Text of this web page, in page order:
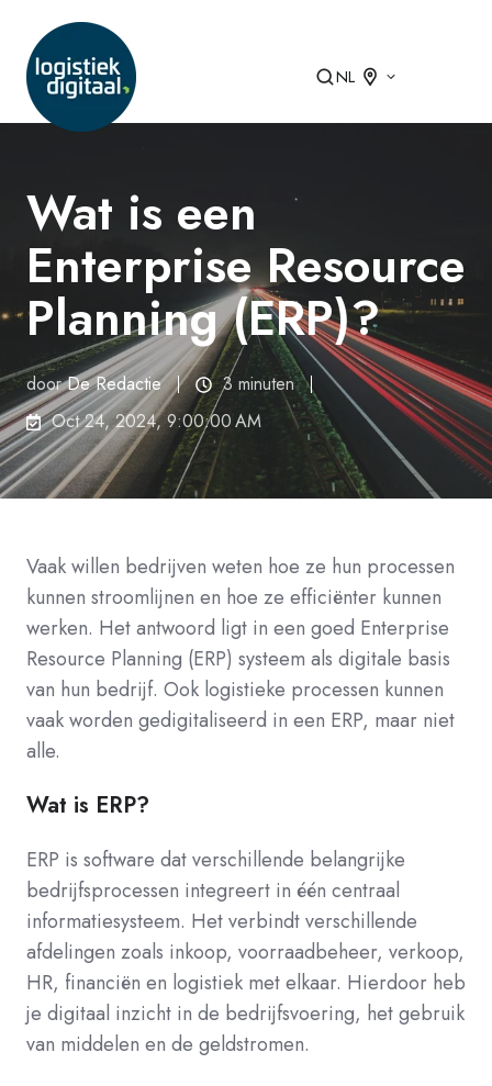
NL
Wat is een
Enterprise Resource
Planning (ERP)?
doorDe Redactie
3 minuten
Oct 24, 2024, 9:00:00 AM
Vaak willen bedrijven weten hoe ze hun processen
kunnen stroomlijnen en hoe ze efficiënter kunnen
werken. Het antwoord ligt in een goed Enterprise
Resource Planning (ERP) systeem als digitale basis
van hun bedrijf. Ook logistieke processen kunnen
vaak worden gedigitaliseerd in een ERP, maar niet
alle.
Wat is ERP?
ERP is software dat verschillende belangrijke
bedrijfsprocessen integreert in één centraal
informatiesysteem. Het verbindt verschillende
afdelingen zoals inkoop, voorraadbeheer, verkoop,
HR, financiën en logistiek met elkaar. Hierdoor heb
je digitaal inzicht in de bedrijfsvoering, het gebruik
van middelen en de geldstromen.